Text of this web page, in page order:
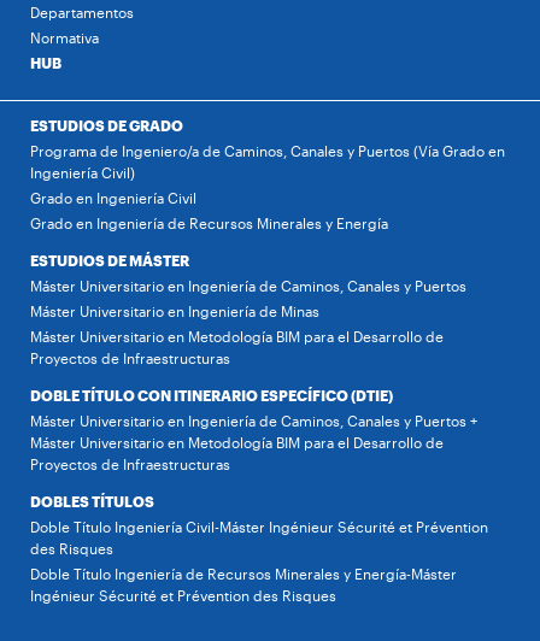
Departamentos
Normativa
HUB
ESTUDIOS DE GRADO
Programa de Ingeniero/a de Caminos, Canales y Puertos (Vía Grado en
Ingeniería Civil)
Grado en Ingeniería Civil
Grado en Ingeniería de Recursos Minerales y Energía
ESTUDIOS DE MÁSTER
Máster Universitario en Ingeniería de Caminos, Canales y Puertos
Máster Universitario en Ingeniería de Minas
Máster Universitario en Metodología BIM para el Desarrollo de
Proyectos de Infraestructuras
DOBLE TÍTULO CON ITINERARIO ESPECÍFICO (DTIE)
Máster Universitario en Ingeniería de Caminos, Canales y Puertos +
Máster Universitario en Metodología BIM para el Desarrollo de
Proyectos de Infraestructuras
DOBLES TÍTULOS
Doble Título Ingeniería Civil-Máster Ingénieur Sécurité et Prévention
des Risques
Doble Título Ingeniería de Recursos Minerales y Energía-Máster
Ingénieur Sécurité et Prévention des Risques